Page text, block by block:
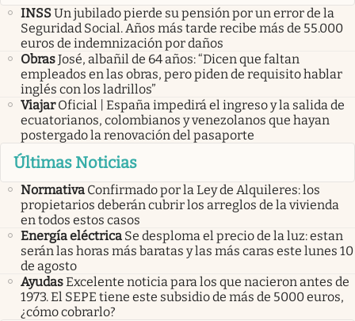
INSSUn jubilado pierde su pensión por un error de la
Seguridad Social. Años más tarde recibe más de 55.000
euros de indemnización por daños
ObrasJosé, albañil de 64 años: “Dicen que faltan
empleados en las obras, pero piden de requisito hablar
inglés con los ladrillos”
Viajar Oficial | España impedirá el ingreso y la salida de
ecuatorianos, colombianos y venezolanos que hayan
postergado la renovación del pasaporte
Últimas Noticias
Normativa Confirmado por la Ley de Alquileres: los
propietarios deberán cubrir los arreglos de la vivienda
en todos estos casos
Energía eléctrica Se desploma el precio de la luz: estan
serán las horas más baratas y las más caras este lunes 10
de agosto
AyudasExcelente noticia para los que nacieron antes de
1973. El SEPE tiene este subsidio de más de 5000 euros,
¿cómo cobrarlo?